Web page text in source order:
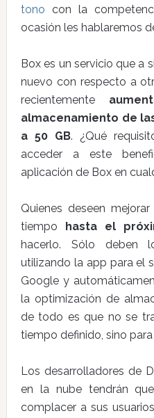
tono con la
ocasión les hablaremos
Box es un servicio que a
nuevo con respecto a
recientemente
almacenamiento de
a 50 GB. ¿Qué
acceder a este
aplicación de Box en
Quienes deseen
tiempo hasta el
hacerlo. Sólo deben
utilizando la app para el
Google y
la optimización de
de todo es que no se
tiempo definido, sino
Los desarrolladores de
en la nube tendrán
complacer a sus